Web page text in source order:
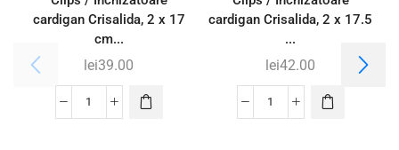
cardigan Crisalida, 2 x 17
cm...
lei39.00
cardigan Crisalida, 2 x 17.5
...
lei42.00